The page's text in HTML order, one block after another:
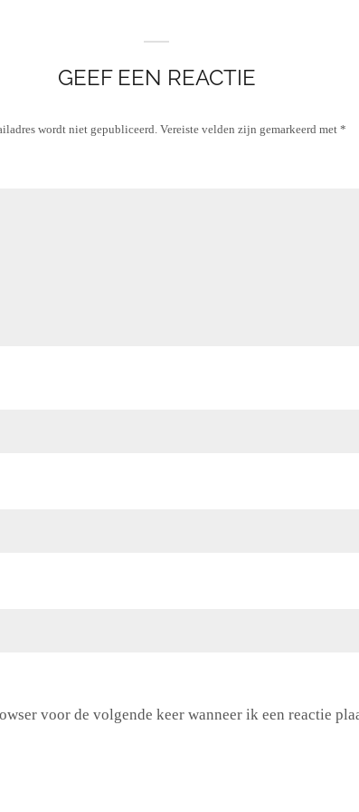
GEEF EEN REACTIE
wordt niet gepubliceerd. Vereiste velden zijn gemarkeerd met *
voor de volgende keer wanneer ik een reactie